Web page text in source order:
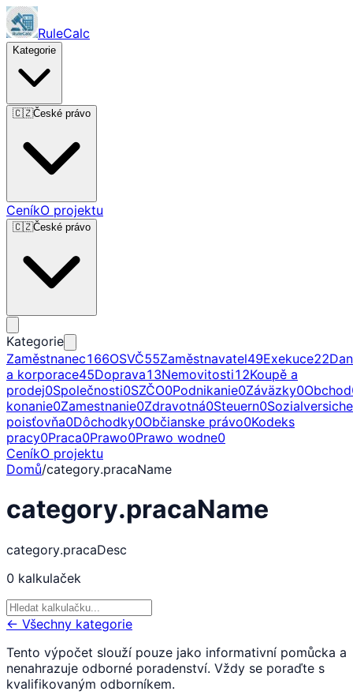
RuleCalc
Kategorie
🇨🇿České právo
CeníkO projektu
🇨🇿České právo
Kategorie
Zaměstnanec166OSVČ55Zaměstnavatel49Exekuce22
a korporace45Doprava13Nemovitosti12Koupě a
prodej0Společnosti0SZČO0Podnikanie0Záväzky0Obchod
konanie0Zamestnanie0Zdravotná0Steuern0
poisťovňa0Dôchodky0Občianske právo0Kodeks
pracy0Praca0Prawo0Prawo wodne0
CeníkO projektu
Domů/category.pracaName
category.pracaName
category.pracaDesc
0 kalkulaček
← Všechny kategorie
Tento výpočet slouží pouze jako informativní pomůcka a
nenahrazuje odborné poradenství. Vždy se poraďte s
kvalifikovaným odborníkem.